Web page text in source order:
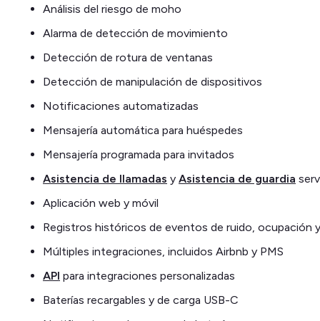
Análisis del riesgo de moho
Alarma de detección de movimiento
Detección de rotura de ventanas
Detección de manipulación de dispositivos
Notificaciones automatizadas
Mensajería automática para huéspedes
Mensajería programada para invitados
Asistencia de llamadas y Asistencia de guardia
Aplicación web y móvil
Registros históricos de eventos de ruido, ocupación
Múltiples integraciones, incluidos Airbnb y PMS
API para integraciones personalizadas
Baterías recargables y de carga USB-C